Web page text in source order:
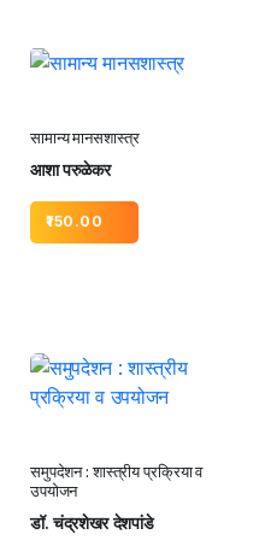
सामान्य मानसशास्त्र
आशा परुळेकर
150.00
समुपदेशन : शास्त्रीय प्रक्रिया व
उपयोजन
डॉ. चंद्रशेखर देशपांडे